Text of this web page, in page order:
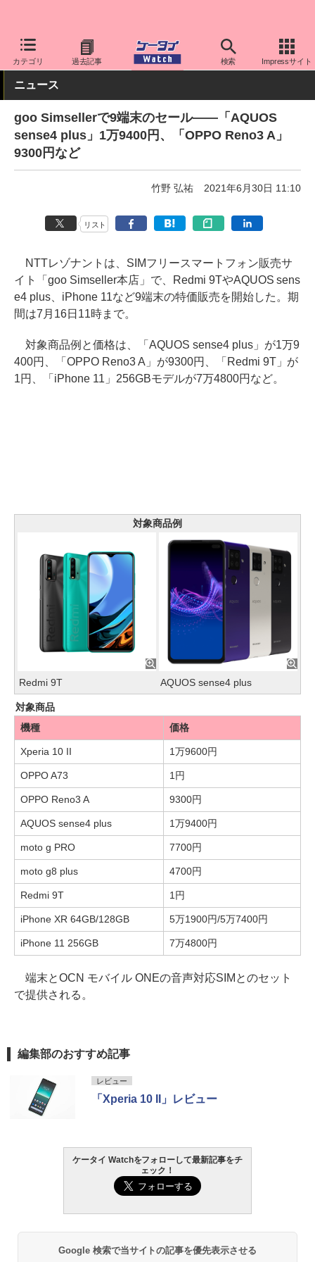
カテゴリ 過去記事 検索 Impressサイト
ケータイ Watch 格安スマホ/格安SIM 格安SIM/MVNO OCN
ニュース
goo Simsellerで9端末のセール――「AQUOS
sense4 plus」1万9400円、「OPPO Reno3 A」
9300円など
竹野 弘祐 2021年6月30日 11:10
リスト
NTTレゾナントは、SIMフリースマートフォン販売サ
イト「goo Simseller本店」で、Redmi 9TやAQUOS sens
e4 plus、iPhone 11など9端末の特価販売を開始した。期
間は7月16日11時まで。
対象商品例と価格は、「AQUOS sense4 plus」が1万9
400円、「OPPO Reno3 A」が9300円、「Redmi 9T」が
1円、「iPhone 11」256GBモデルが7万4800円など。
対象商品例
Redmi 9T AQUOS sense4 plus
対象商品
機種
価格
Xperia 10 II 1万9600円
OPPO A73 1円
OPPO Reno3 A 9300円
AQUOS sense4 plus 1万9400円
moto g PRO 7700円
moto g8 plus 4700円
Redmi 9T 1円
iPhone XR 64GB/128GB 5万1900円/5万7400円
iPhone 11 256GB 7万4800円
端末とOCN モバイル ONEの音声対応SIMとのセット
で提供される。
編集部のおすすめ記事
レビュー
「Xperia 10 II」レビュー
ケータイ Watchをフォローして最新記事をチ
ェック！
Google 検索で当サイトの記事を優先表示させる